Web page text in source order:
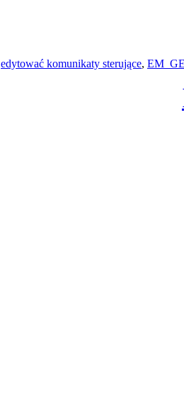
edytować komunikaty sterujące,